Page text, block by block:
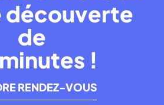
découverte
de
!
RENDEZ-VOUS